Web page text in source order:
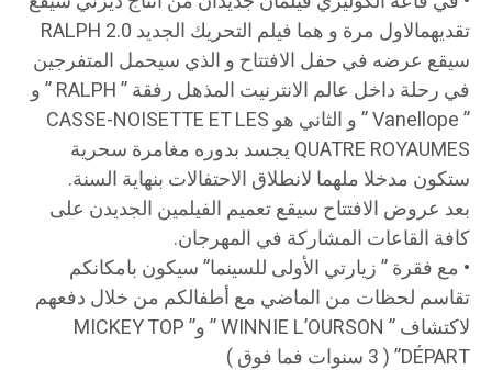
تقديهمالاول مرة و هما فيلم التحريك الجديد RALPH 2.0
سيقع عرضه في حفل الافتتاح و الذي سيحمل المتفرجين
في رحلة داخل عالم الانترنيت المذهل رفقة ” RALPH ” و
” Vanellope ” و الثاني هو CASSE-NOISETTE ET LES
QUATRE ROYAUMES يجسد بدوره مغامرة سحرية
ستكون مدخلا ملهما لانطلاق الاحتفالات بنهاية السنة.
بعد عروض الافتتاح سيقع تعميم الفيلمين الجديدن على
كافة القاعات المشاركة في المهرجان.
• مع فقرة ” زيارتي الأولى للسينما” سيكون بامكانكم
تقاسم لحظات من الماضي مع أطفالكم من خلال دفعهم
لاكتشاف ” WINNIE L’OURSON ” و” MICKEY TOP
DÉPART” ( 3 سنوات فما فوق )